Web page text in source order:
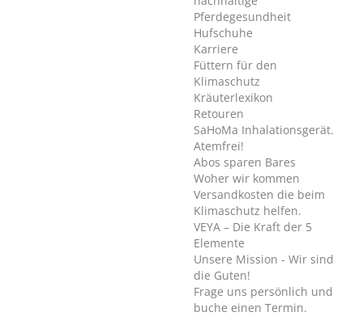
Pferdegesundheit
Hufschuhe
Karriere
Füttern für den
Klimaschutz
Kräuterlexikon
Retouren
SaHoMa Inhalationsgerät.
Atemfrei!
Abos sparen Bares
Woher wir kommen
Versandkosten die beim
Klimaschutz helfen.
VEYA – Die Kraft der 5
Elemente
Unsere Mission - Wir sind
die Guten!
Frage uns persönlich und
buche einen Termin.